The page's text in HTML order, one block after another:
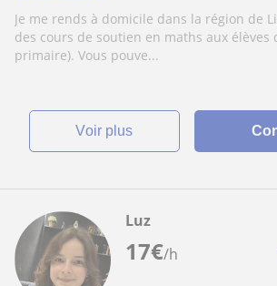
Je me rends à domicile dans la région de
des cours de soutien en maths aux élèves
primaire). Vous pouve...
voir plus
17€/h
Luz